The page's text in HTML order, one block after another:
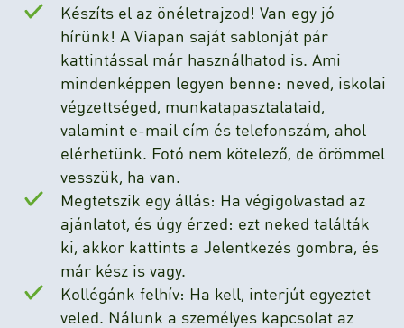
Készíts el az önéletrajzod! Van egy jó
hírünk! A Viapan saját sablonját pár
kattintással már használhatod is. Ami
mindenképpen legyen benne: neved, iskolai
végzettséged, munkatapasztalataid,
valamint e-mail cím és telefonszám, ahol
elérhetünk. Fotó nem kötelező, de örömmel
vesszük, ha van.
Megtetszik egy állás: Ha végigolvastad az
ajánlatot, és úgy érzed: ezt neked találták
ki, akkor kattints a Jelentkezés gombra, és
már kész is vagy.
Kollégánk felhív: Ha kell, interjút egyeztet
veled. Nálunk a személyes kapcsolat az